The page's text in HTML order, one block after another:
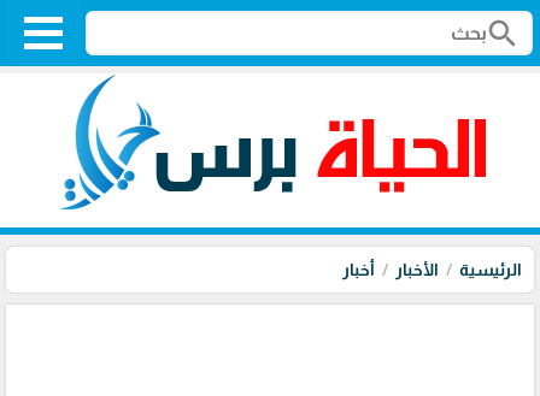
search
الرئيسية الأخبار أخبار